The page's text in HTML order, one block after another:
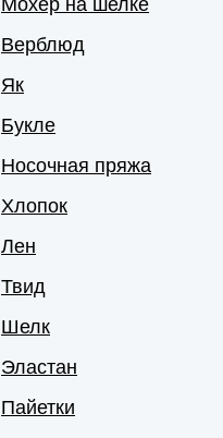
Верблюд
Як
Букле
Носочная пряжа
Хлопок
Лен
Твид
Шелк
Эластан
Пайетки